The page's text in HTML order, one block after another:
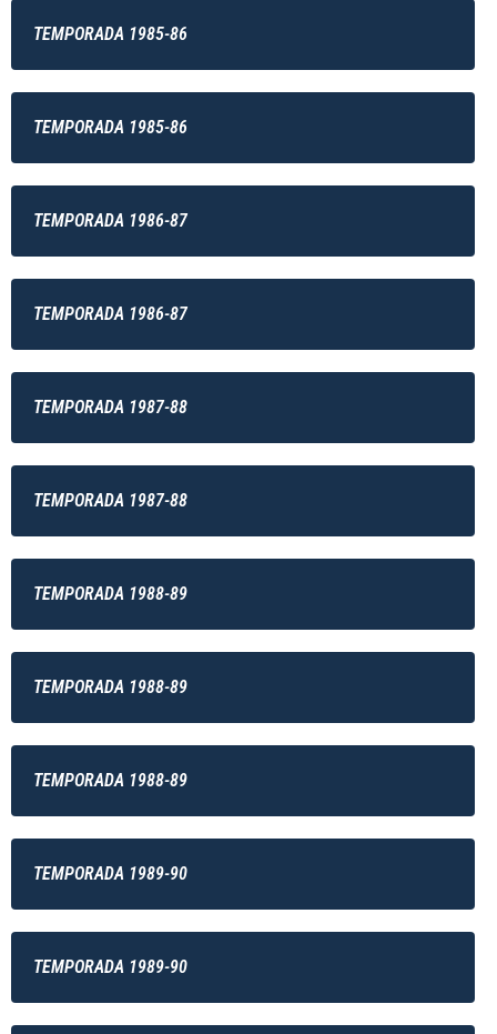
TEMPORADA 1985-86
TEMPORADA 1985-86
TEMPORADA 1986-87
TEMPORADA 1986-87
TEMPORADA 1987-88
TEMPORADA 1987-88
TEMPORADA 1988-89
TEMPORADA 1988-89
TEMPORADA 1988-89
TEMPORADA 1989-90
TEMPORADA 1989-90